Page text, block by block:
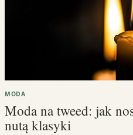
MODA
Moda na tweed: jak
nutą klasyki